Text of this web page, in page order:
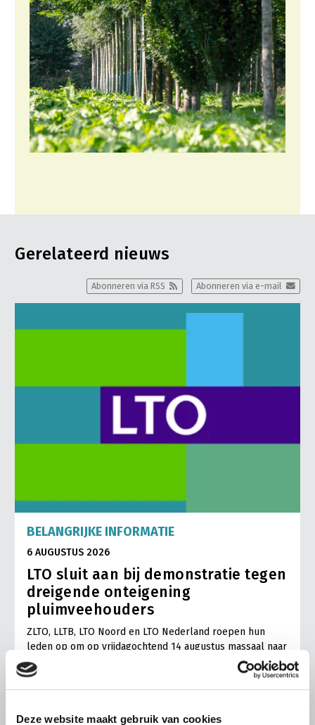
Deze website maakt gebruik van cookies
Gerelateerd nieuws
Abonneren via e-mail
Abonneren via RSS
BELANGRIJKE INFORMATIE
6 AUGUSTUS 2026
LTO sluit aan bij demonstratie tegen
dreigende onteigening
pluimveehouders
ZLTO, LLTB, LTO Noord en LTO Nederland roepen hun
leden op om op vrijdagochtend 14 augustus massaal naar
het voorplein van het provinciehuis in Den Bosch te
komen…